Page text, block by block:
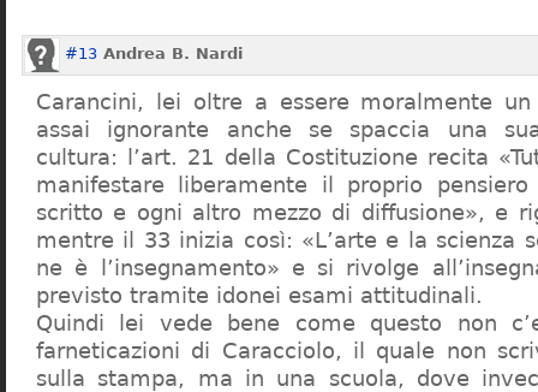
#13 Andrea B. Nardi
Carancini, lei oltre a essere moralmente
assai ignorante anche se spaccia una
cultura: l’art. 21 della Costituzione recita
manifestare liberamente il proprio
scritto e ogni altro mezzo di diffusione», e
mentre il 33 inizia così: «L’arte e la scienza
ne è l’insegnamento» e si rivolge
previsto tramite idonei esami attitudinali.
Quindi lei vede bene come questo non
farneticazioni di Caracciolo, il quale non
sulla stampa, ma in una scuola, dove